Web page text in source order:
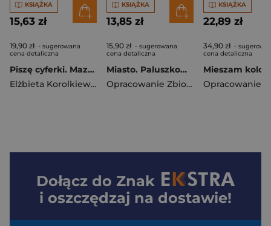
KSIĄŻKA
15,63 zł
19,90 zł - sugerowana
cena detaliczna
Piszę cyferki. Mazak ścieralny
Elżbieta Korolkiewicz
KSIĄŻKA
13,85 zł
15,90 zł - sugerowana
cena detaliczna
Miasto. Paluszkowe malowanie
Opracowanie Zbiorowe
KSIĄŻKA
22,89 zł
34,90 zł -
cena detaliczna
Mieszam
Dołącz do Znak
i oszczędzaj na dostawie!